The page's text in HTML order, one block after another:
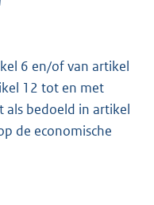
6 en/of van artikel
12 tot en met
als bedoeld in artikel
de economische